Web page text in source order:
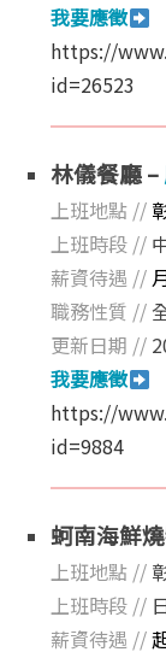
我要應徵
https://
id=26523
林儀餐廳 –
上班地點 //
上班時段 //
薪資待遇 //
職務性質 //
更新日期 //
我要應徵
https://
id=9884
蚵南海鮮
上班地點 //
上班時段 //
薪資待遇 //